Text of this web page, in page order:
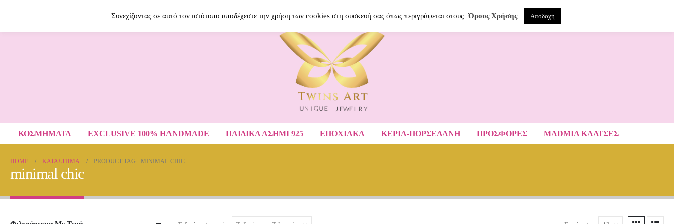
ΚΟΣΜΗΜΑΤΑ EXCLUSIVE 100% HANDMADE ΠΑΙΔΙΚΆ ΑΣΉΜΙ 925 ΕΠΟΧΙΑΚΑ ΚΕΡΙΑ-ΠΟΡΣΕΛΑΝΗ ΠΡΟΣΦΟΡΕΣ MADMIA ΚΆΛΤΣΕΣ
HOME ΚΑΤΆΣΤΗΜΑ PRODUCT TAG - MINIMAL CHIC
minimal chic
Συνεχίζοντας σε αυτό τον ιστότοπο αποδέχεστε την χρήση των cookies στη συσκευή σας όπως περιγράφεται στους Όρους Χρήσης Αποδοχή